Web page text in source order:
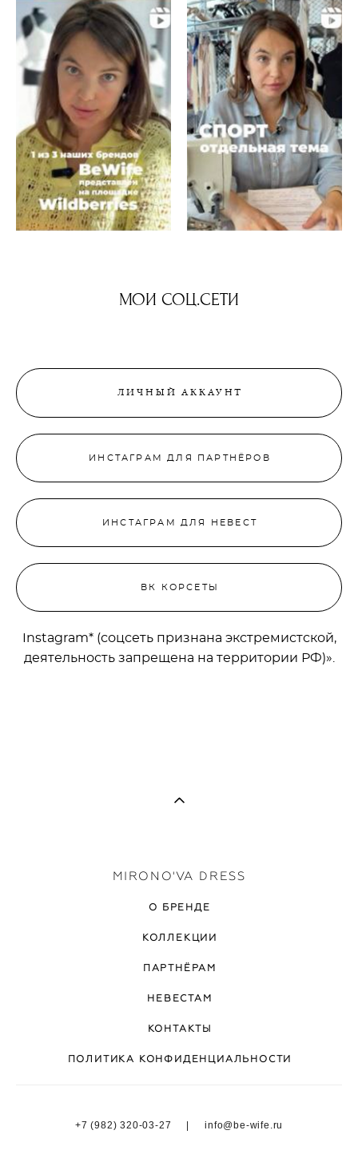
МОИ СОЦ.СЕТИ
ЛИЧНЫЙ АККАУНТ
ИНСТАГРАМ ДЛЯ ПАРТНЁРОВ
ИНСТАГРАМ ДЛЯ НЕВЕСТ
ВК КОРСЕТЫ
Instagram* (соцсеть признана экстремистской,
деятельность запрещена на территории РФ)».
MIRONO'VA DRESS
О БРЕНДЕ
КОЛЛЕКЦИИ
ПАРТНЁРАМ
НЕВЕСТАМ
КОНТАКТЫ
ПОЛИТИКА КОНФИДЕНЦИАЛЬНОСТИ
+7 (982) 320-03-27 | info@be-wife.ru